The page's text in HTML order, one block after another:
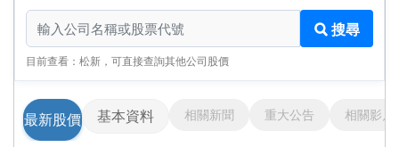
搜尋
目前查看：松新，可直接查詢其他公司股價
最新股價 基本資料 相關新聞 重大公告 相關影片